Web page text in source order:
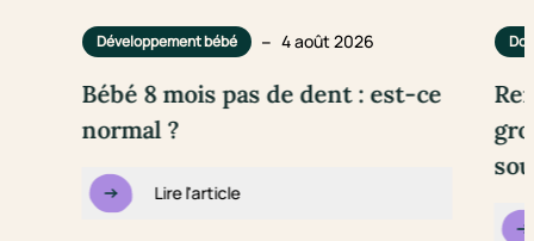
Développement bébé – 4 août 2026
Bébé 8 mois pas de dent : est-ce
normal ?
Lire l'article